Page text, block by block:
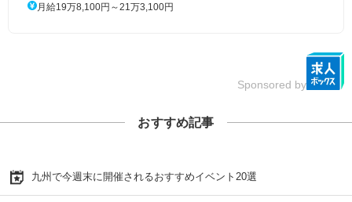
月給19万8,100円～21万3,100円
Sponsored by
おすすめ記事
九州で今週末に開催されるおすすめイベント20選